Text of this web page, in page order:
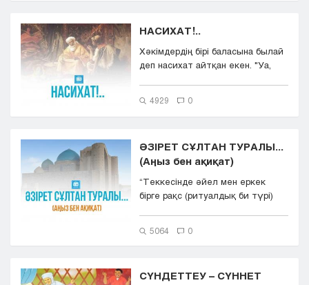
НАСИХАТ!..
Хәкімдердің бірі баласына былай
деп насихат айтқан екен. "Уа,
4929 0
ӘЗІРЕТ СҰЛТАН ТУРАЛЫ...
(Аңыз бен ақиқат)
“Теккесінде әйел мен еркек
бірге рақс (ритуалдық би түрі)
5064 0
СҮНДЕТТЕУ – СҮННЕТ